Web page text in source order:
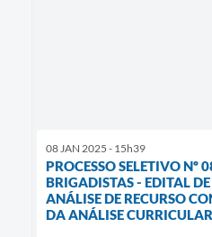
08 JAN 2025 - 15h39
PROCESSO SELETIVO Nº
BRIGADISTAS - EDITAL
ANÁLISE DE RECURSO
DA ANÁLISE CURRICULAR